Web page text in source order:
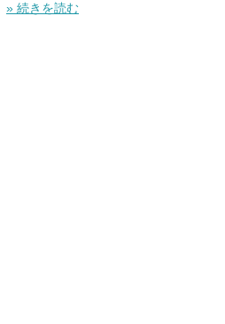
» 続きを読む